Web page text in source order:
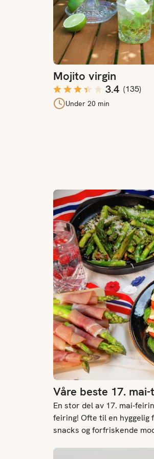
Mojito virgin
3.4 (135)
Under 20 min
Våre beste 17.
En stor del av 17. mai-
feiring! Ofte til en
snacks og forfriskende
Våre beste 17. mai-tips
Kaker og desserter til 17.